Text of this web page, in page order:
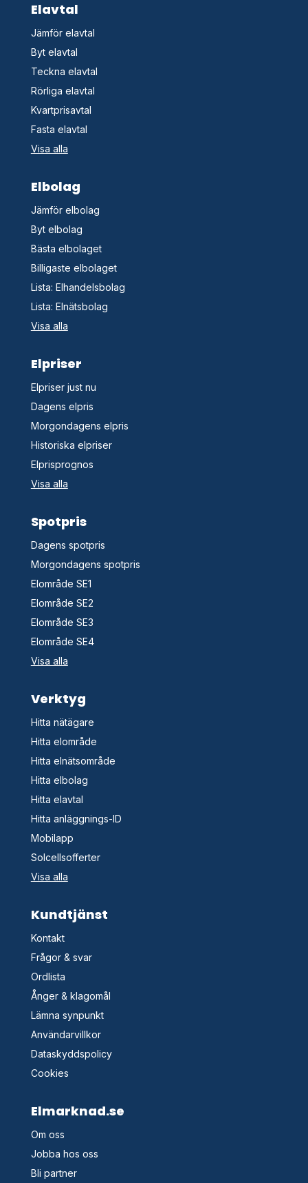
Elavtal
Jämför elavtal
Byt elavtal
Teckna elavtal
Rörliga elavtal
Kvartprisavtal
Fasta elavtal
Visa alla
Elbolag
Jämför elbolag
Byt elbolag
Bästa elbolaget
Billigaste elbolaget
Lista: Elhandelsbolag
Lista: Elnätsbolag
Visa alla
Elpriser
Elpriser just nu
Dagens elpris
Morgondagens elpris
Historiska elpriser
Elprisprognos
Visa alla
Spotpris
Dagens spotpris
Morgondagens spotpris
Elområde SE1
Elområde SE2
Elområde SE3
Elområde SE4
Visa alla
Verktyg
Hitta nätägare
Hitta elområde
Hitta elnätsområde
Hitta elbolag
Hitta elavtal
Hitta anläggnings-ID
Mobilapp
Solcellsofferter
Visa alla
Kundtjänst
Kontakt
Frågor & svar
Ordlista
Ånger & klagomål
Lämna synpunkt
Användarvillkor
Dataskyddspolicy
Cookies
Elmarknad.se
Om oss
Jobba hos oss
Bli partner